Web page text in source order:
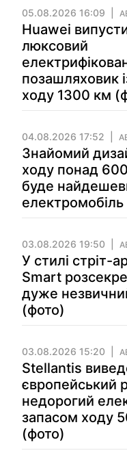
05.08.2026 16:09
Huawei
люксовий
позашляховик
ходу 1300 км
04.08.2026 17:52
Знайомий
ходу понад
буде
03.08.2026 19:50
У стилі стріт-
Smart
дуже
(фото)
03.08.2026 15:20
Stellantis
європейський
недорогий
запасом ходу
(фото)